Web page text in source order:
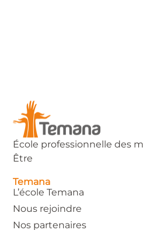
École professionnelle des
Être
Temana
L’école Temana
Nous rejoindre
Nos partenaires